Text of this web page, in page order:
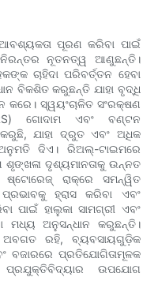
ପୂରଣ କରିବା ପାଇଁ
ନିରନ୍ତର ନୂତନତ୍ୱ ଆଣୁଛନ୍ତି।
ଚାହିଦା ପରିବର୍ତ୍ତନ ହେବା
ବିକଶିତ କରୁଛନ୍ତି ଯାହା ବୃଦ୍ଧି
କରେ। ସ୍ୱୟଂଚାଳିତ ସଂରକ୍ଷଣ
ଗୋଦାମ ଏବଂ ବଣ୍ଟନ
ଯାହା ଦ୍ରୁତ ଏବଂ ଅଧିକ
ଦିଏ। ରିଅଲ୍-ଟାଇମରେ
ଶୃଙ୍ଖଳା ଦୃଶ୍ୟମାନତାକୁ ଉନ୍ନତ
ଷ୍ଟୋରେଜ୍ ରାକ୍ରେ ସମନ୍ୱିତ
ପ୍ରଭାବକୁ ହ୍ରାସ କରିବା ଏବଂ
ପାଇଁ ହାଲୁକା ସାମଗ୍ରୀ ଏବଂ
ଅନୁସନ୍ଧାନ କରୁଛନ୍ତି।
ଅବଗତ ରହି, ବ୍ୟବସାୟଗୁଡ଼ିକ
ବଜାରରେ ପ୍ରତିଯୋଗିତାମୂଳକ
ଉପଯୋଗ